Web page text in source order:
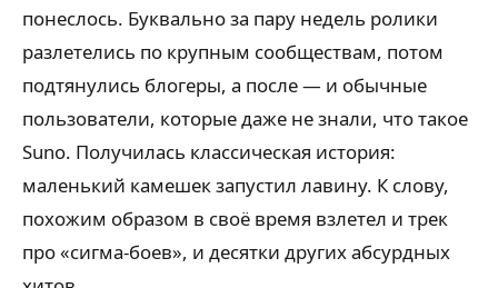
понеслось. Буквально за пару недель ролики
разлетелись по крупным сообществам, потом
подтянулись блогеры, а после — и обычные
пользователи, которые даже не знали, что такое
Suno. Получилась классическая история:
маленький камешек запустил лавину. К слову,
похожим образом в своё время взлетел и трек
про «сигма-боев», и десятки других абсурдных